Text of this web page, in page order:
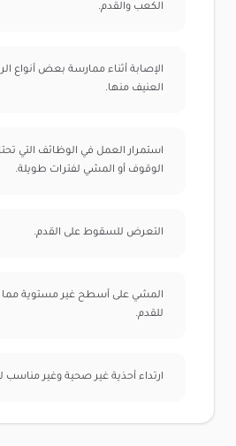
الكعب والقدم.
الإصابة أثناء ممارسة بعض أنواع
العنيف منها.
استمرار العمل في الوظائف التي
الوقوف أو المشي لفترات طويلة.
التعرض للسقوط على القدم.
المشي على أسطح غير مستوية مما
للقدم.
ارتداء أحذية غير صحية وغير